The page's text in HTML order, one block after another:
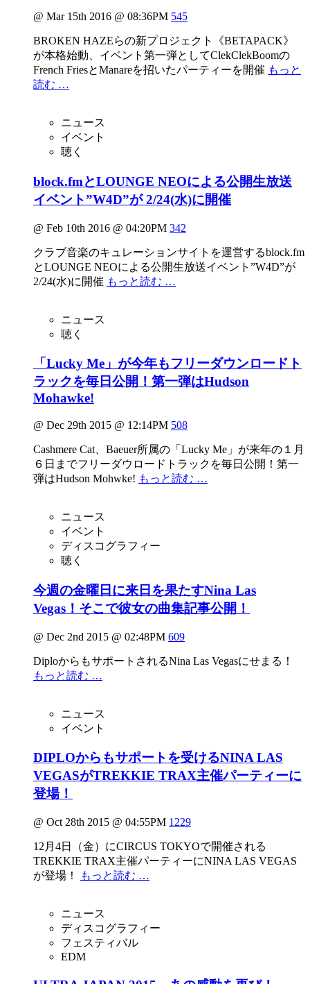
@ Mar 15th 2016 @ 08:36PM 545
BROKEN HAZEらの新プロジェクト《BETAPACK》
が本格始動、イベント第一弾としてClekClekBoomの
French FriesとManareを招いたパーティーを開催 もっと
読む …
ニュース
イベント
聴く
block.fmとLOUNGE NEOによる公開生放送
イベント”W4D”が 2/24(水)に開催
@ Feb 10th 2016 @ 04:20PM 342
クラブ音楽のキュレーションサイトを運営するblock.fm
とLOUNGE NEOによる公開生放送イベント”W4D”が
2/24(水)に開催 もっと読む …
ニュース
聴く
「Lucky Me」が今年もフリーダウンロードト
ラックを毎日公開！第一弾はHudson
Mohawke!
@ Dec 29th 2015 @ 12:14PM 508
Cashmere Cat、Baeuer所属の「Lucky Me」が来年の１月
６日までフリーダウロードトラックを毎日公開！第一
弾はHudson Mohwke! もっと読む …
ニュース
イベント
ディスコグラフィー
聴く
今週の金曜日に来日を果たすNina Las
Vegas！そこで彼女の曲集記事公開！
@ Dec 2nd 2015 @ 02:48PM 609
DiploからもサポートされるNina Las Vegasにせまる！
もっと読む …
ニュース
イベント
DIPLOからもサポートを受けるNINA LAS
VEGASがTREKKIE TRAX主催パーティーに
登場！
@ Oct 28th 2015 @ 04:55PM 1229
12月4日（金）にCIRCUS TOKYOで開催される
TREKKIE TRAX主催パーティーにNINA LAS VEGAS
が登場！
もっと読む …
ニュース
ディスコグラフィー
フェスティバル
EDM